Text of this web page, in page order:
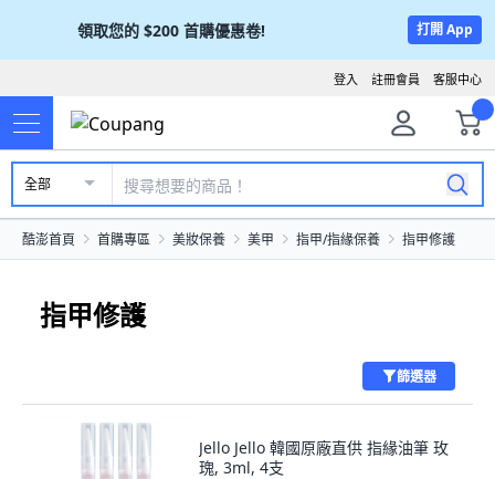
領取您的 $200 首購優惠卷! 打開 App
客服中心
註冊會員
登入
全部
酷澎首頁 首購專區 美妝保養 美甲 指甲/指緣保養 指甲修護
指甲修護
篩選器
Jello Jello 韓國原廠直供 指緣油筆 玫
瑰, 3ml, 4支